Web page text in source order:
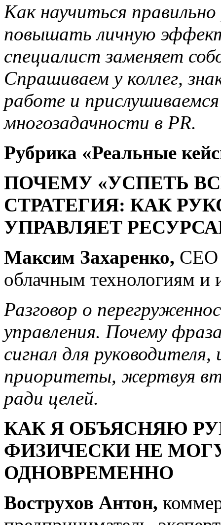
Как научиться
повышать личную
специалист заменяет
Спрашиваем у коллег,
работе и
многозадачности в PR.
Рубрика «Реальные
ПОЧЕМУ «УСПЕТЬ
СТРАТЕГИЯ: КАК
УПРАВЛЯЕТ
Максим Захаренко, СЕО
облачным технологиям
Разговор о
управления. Почему
сигнал для
приоритеты, жертвуя
ради целей.
КАК Я ОБЪЯСНЯЮ
ФИЗИЧЕСКИ НЕ
ОДНОВРЕМЕННО
Вострухов Антон,